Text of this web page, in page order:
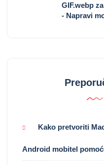
GIF.webp
- Napravi
Kako pretvoriti
Android mobitel